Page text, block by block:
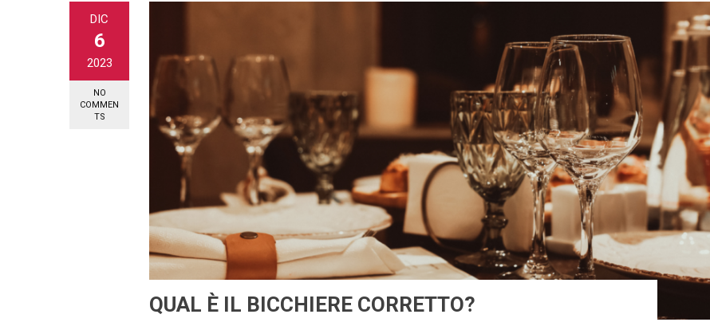
DIC
6
2023
NO
COMMEN
TS
QUAL È IL BICCHIERE CORRETTO?